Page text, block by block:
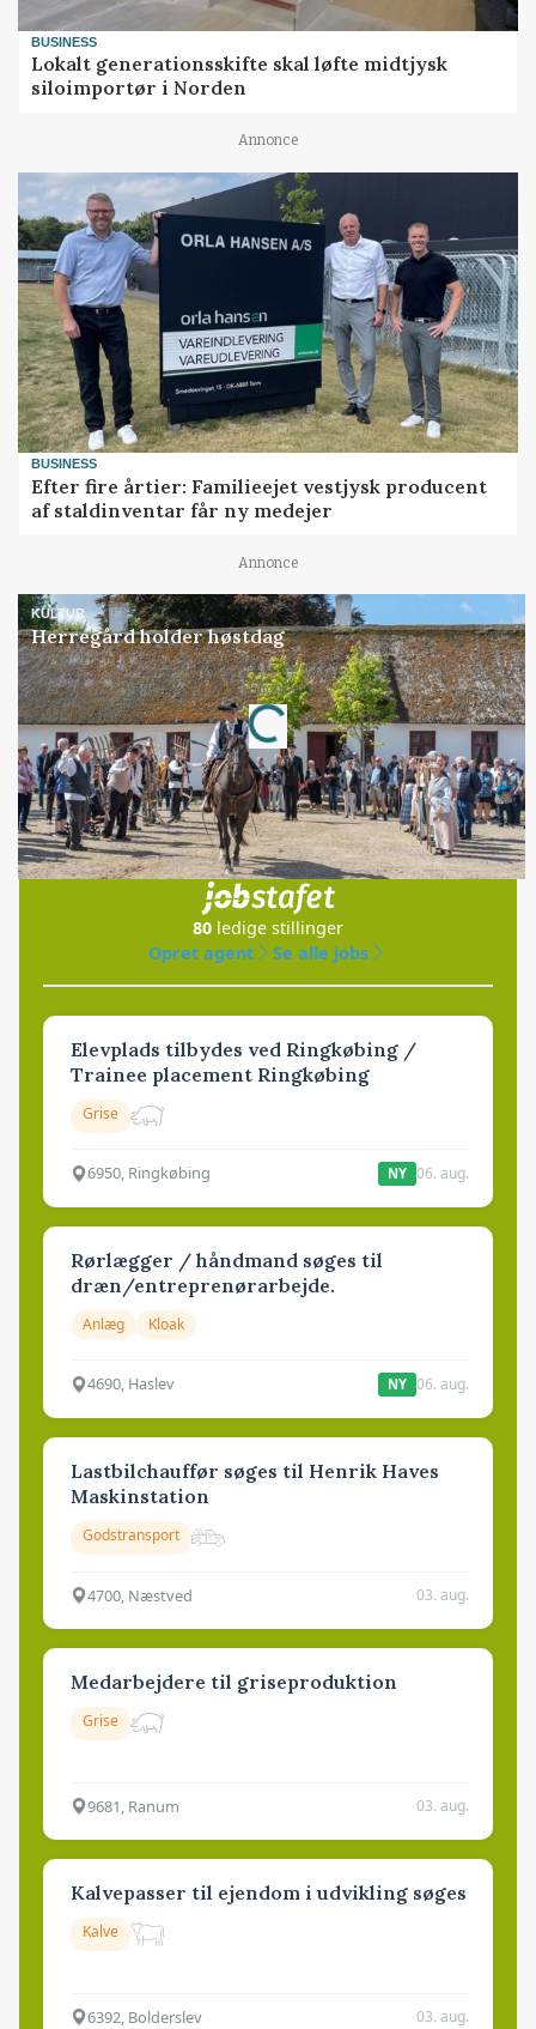
BUSINESS
Lokalt generationsskifte skal løfte midtjysk
siloimportør i Norden
Annonce
BUSINESS
Efter fire årtier: Familieejet vestjysk producent
af staldinventar får ny medejer
Annonce
KULTUR
Herregård holder høstdag
Annonce
Loading...
Jobs
i samarbejde med
80 ledige stillinger
Opret agent
Se alle jobs
Elevplads tilbydes ved Ringkøbing /
Trainee placement Ringkøbing
Grise
6950, Ringkøbing NY 06. aug.
Rørlægger / håndmand søges til
dræn/entreprenørarbejde.
Anlæg Kloak
4690, Haslev NY 06. aug.
Lastbilchauffør søges til Henrik Haves
Maskinstation
Godstransport
4700, Næstved 03. aug.
Medarbejdere til griseproduktion
Grise
9681, Ranum 03. aug.
Kalvepasser til ejendom i udvikling søges
Kalve
6392, Bolderslev 03. aug.